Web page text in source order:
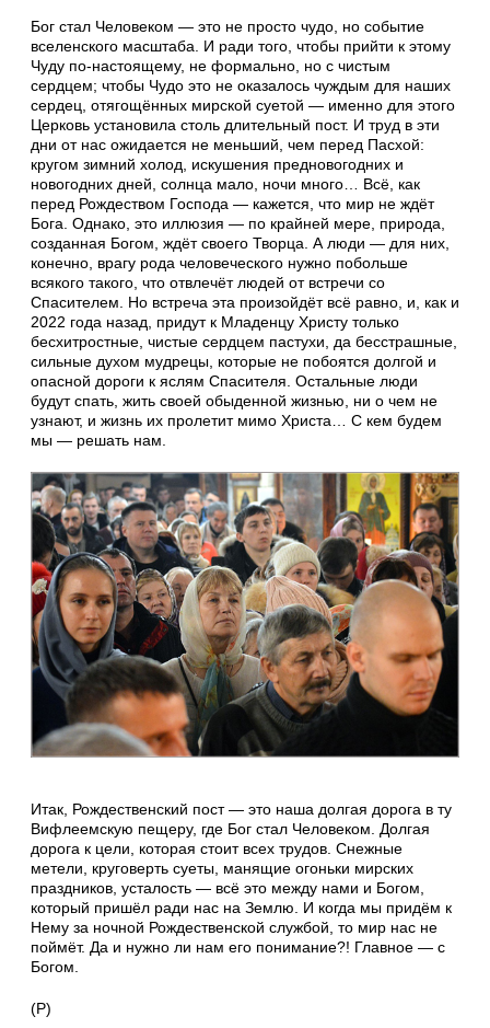
Бог стал Человеком — это не просто чудо, но событие
вселенского масштаба. И ради того, чтобы прийти к этому
Чуду по-настоящему, не формально, но с чистым
сердцем; чтобы Чудо это не оказалось чуждым для наших
сердец, отягощённых мирской суетой — именно для этого
Церковь установила столь длительный пост. И труд в эти
дни от нас ожидается не меньший, чем перед Пасхой:
кругом зимний холод, искушения предновогодних и
новогодних дней, солнца мало, ночи много… Всё, как
перед Рождеством Господа — кажется, что мир не ждёт
Бога. Однако, это иллюзия — по крайней мере, природа,
созданная Богом, ждёт своего Творца. А люди — для них,
конечно, врагу рода человеческого нужно побольше
всякого такого, что отвлечёт людей от встречи со
Спасителем. Но встреча эта произойдёт всё равно, и, как и
2022 года назад, придут к Младенцу Христу только
бесхитростные, чистые сердцем пастухи, да бесстрашные,
сильные духом мудрецы, которые не побоятся долгой и
опасной дороги к яслям Спасителя. Остальные люди
будут спать, жить своей обыденной жизнью, ни о чем не
узнают, и жизнь их пролетит мимо Христа… С кем будем
мы — решать нам.
Итак, Рождественский пост — это наша долгая дорога в ту
Вифлеемскую пещеру, где Бог стал Человеком. Долгая
дорога к цели, которая стоит всех трудов. Снежные
метели, круговерть суеты, манящие огоньки мирских
праздников, усталость — всё это между нами и Богом,
который пришёл ради нас на Землю. И когда мы придём к
Нему за ночной Рождественской службой, то мир нас не
поймёт. Да и нужно ли нам его понимание?! Главное — с
Богом.
(Р)